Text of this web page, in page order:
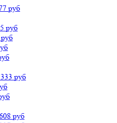
руб
руб
руб
руб